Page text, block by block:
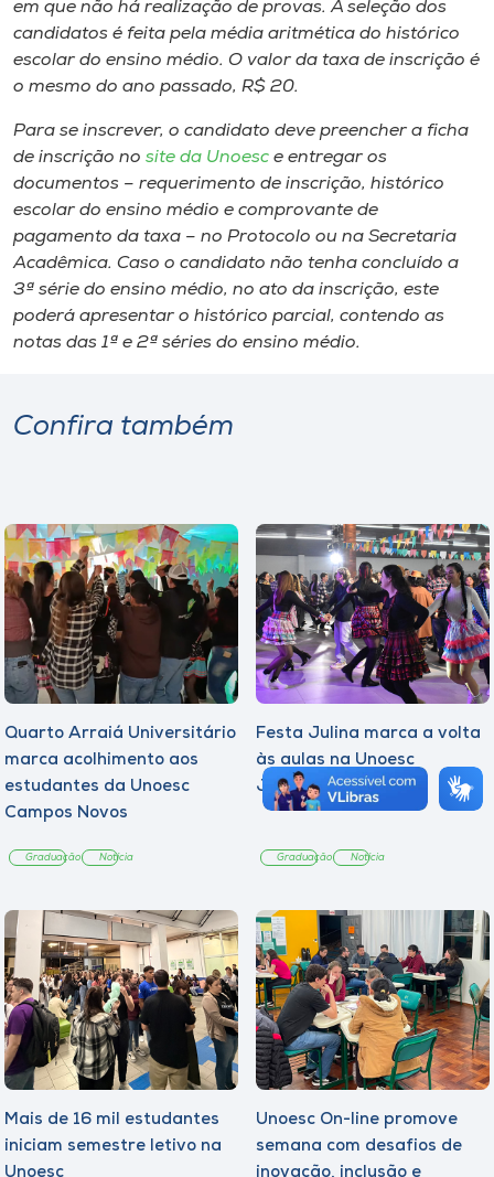
em que não há realização de provas. A seleção dos
candidatos é feita pela média aritmética do histórico
escolar do ensino médio. O valor da taxa de inscrição é
o mesmo do ano passado, R$ 20.
Para se inscrever, o candidato deve preencher a ficha
de inscrição no site da Unoesc e entregar os
documentos – requerimento de inscrição, histórico
escolar do ensino médio e comprovante de
pagamento da taxa – no Protocolo ou na Secretaria
Acadêmica. Caso o candidato não tenha concluído a
3ª série do ensino médio, no ato da inscrição, este
poderá apresentar o histórico parcial, contendo as
notas das 1ª e 2ª séries do ensino médio.
Confira também
Quarto Arraiá Universitário
marca acolhimento aos
estudantes da Unoesc
Campos Novos
Graduação Notícia
Festa Julina marca a volta
às aulas na Unoesc
Joaçaba
Graduação Notícia
Mais de 16 mil estudantes
iniciam semestre letivo na
Unoesc
Unoesc On-line promove
semana com desafios de
inovação, inclusão e